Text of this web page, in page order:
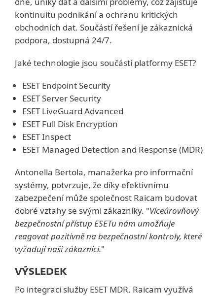
kontinuitu podnikání a ochranu kritických
obchodních dat. Součástí řešení je zákaznická
podpora, dostupná 24/7.
Jaké technologie jsou součástí platformy ESET?
ESET Endpoint Security
ESET Server Security
ESET LiveGuard Advanced
ESET Full Disk Encryption
ESET Inspect
ESET Managed Detection and Response (MDR)
Antonella Bertola, manažerka pro informační
systémy, potvrzuje, že díky efektivnímu
zabezpečení může společnost Raicam budovat
dobré vztahy se svými zákazníky. "Víceúrovňový
bezpečnostní přístup ESETu nám umožňuje
reagovat pozitivně na bezpečnostní kontroly, které
vyžadují naši zákazníci."
VÝSLEDEK
Po integraci služby ESET MDR, Raicam využívá